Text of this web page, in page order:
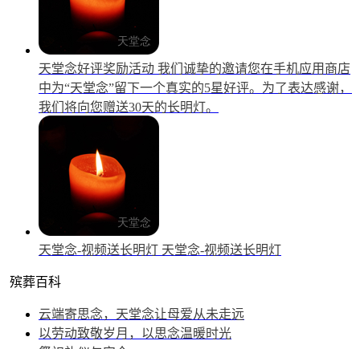
天堂念好评奖励活动 我们诚挚的邀请您在手机应用商店
中为“天堂念”留下一个真实的5星好评。为了表达感谢，
我们将向您赠送30天的长明灯。
天堂念-视频送长明灯 天堂念-视频送长明灯
殡葬百科
云端寄思念，天堂念让母爱从未走远
以劳动致敬岁月，以思念温暖时光